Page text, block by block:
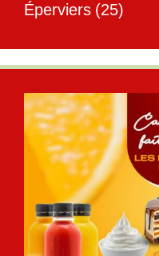
Éperviers (25)